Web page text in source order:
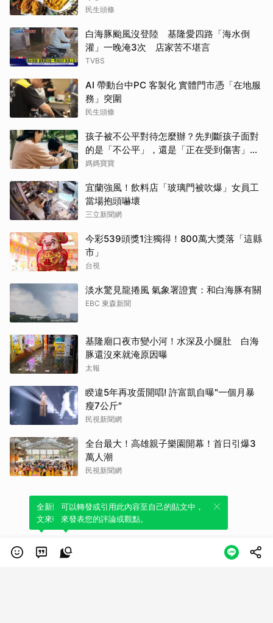
民生頭條
白海豚颱風沒登陸 基隆愛四路「海水倒
灌」一晚淹3次 店家苦不堪言
TVBS
AI 帶動台中PC 客製化 實體門市憑「在地服
務」突圍
民生頭條
孩子被不公平對待怎麼辦？先判斷孩子面對
的是「不公平」，還是「正在受到傷害」？
處理方式完全不同
媽媽寶寶
宜蘭強風！飲料店「玻璃門被吹爆」女員工
當場抱頭嚇壞
三立新聞網
今彩539頭獎1注獨得！800萬大獎落「這縣
市」
台視
淡水驚見龍捲風 氣象署證實：和白海豚有關
EBC 東森新聞
基隆廟口夜市變小河！水深及小腿肚 白海
豚還沒來就淹原因曝
太報
睽違5年再攻蛋開唱! 許富凱自曝"一個月暴
瘦7公斤"
民視新聞網
全台最大！高雄親子樂園開幕！首日引爆3
萬人潮
民視新聞網
全新體驗！一鍵引用此內容，透過發布貼
文來輕鬆表達個人立場。
可以轉發或引用此內容至自己的貼文中，
來發表您的評論或觀點。